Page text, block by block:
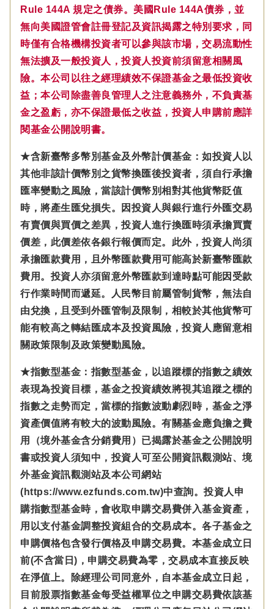
Rule 144A 規定之債券。美國Rule 144A債券，並
無向美國證管會註冊登記及資訊揭露之特別要求，同
時僅有合格機構投資者可以參與該市場，交易流動性
無法擴及一般投資人，投資人投資前須留意相關風
險。本公司以往之經理績效不保證基金之最低投資收
益；本公司除盡善良管理人之注意義務外，不負責基
金之盈虧，亦不保證最低之收益，投資人申購前應詳
閱基金公開說明書。
★含新臺幣多幣別基金及外幣計價基金：如投資人以
其他非該計價幣別之貨幣換匯後投資者，須自行承擔
匯率變動之風險，當該計價幣別相對其他貨幣貶值
時，將產生匯兌損失。因投資人與銀行進行外匯交易
有賣價與買價之差異，投資人進行換匯時須承擔買賣
價差，此價差依各銀行報價而定。此外，投資人尚須
承擔匯款費用，且外幣匯款費用可能高於新臺幣匯款
費用。投資人亦須留意外幣匯款到達時點可能因受款
行作業時間而遞延。人民幣目前屬管制貨幣，無法自
由兌換，且受到外匯管制及限制，相較於其他貨幣可
能有較高之轉結匯成本及投資風險，投資人應留意相
關政策限制及政策變動風險。
★指數型基金：指數型基金，以追蹤標的指數之績效
表現為投資目標，基金之投資績效將視其追蹤之標的
指數之走勢而定，當標的指數波動劇烈時，基金之淨
資產價值將有較大的波動風險。有關基金應負擔之費
用（境外基金含分銷費用）已揭露於基金之公開說明
書或投資人須知中，投資人可至公開資訊觀測站、境
外基金資訊觀測站及本公司網站
(https://www.ezfunds.com.tw)中查詢。投資人申
購指數型基金時，會收取申購交易費併入基金資產，
用以支付基金調整投資組合的交易成本。各子基金之
申購價格包含發行價格及申購交易費。本基金成立日
前(不含當日)，申購交易費為零，交易成本直接反映
在淨值上。除經理公司同意外，自本基金成立日起，
目前股票指數基金每受益權單位之申購交易費依該基